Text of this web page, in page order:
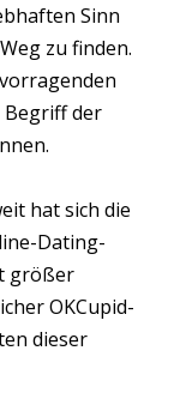
Sinn
zu finden.
Begriff der
hat sich die
Dating-
größer
OKCupid-
dieser